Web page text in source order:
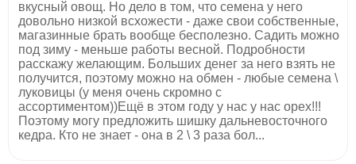
вкусный овощ. Но дело в том, что семена у него
довольно низкой всхожести - даже свои собственные,
магазинные брать вообще бесполезно. Садить можно
под зиму - меньше работы весной. Подробности
расскажу желающим. Больших денег за него взять не
получится, поэтому можно на обмен - любые семена \
луковицы (у меня очень скромно с
ассортиментом))Ещё в этом году у нас у нас орех!!!
Поэтому могу предложить шишку дальневосточного
кедра. Кто не знает - она в 2 \ 3 раза бол...